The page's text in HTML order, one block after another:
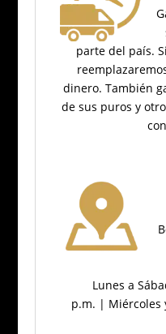
parte del país.
dinero. También
de sus puros y
Lunes a
p.m. | Miércoles